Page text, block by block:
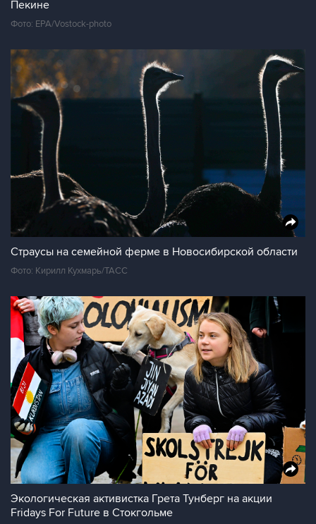
Пекине
Фото: EPA/Vostock-photo
Страусы на семейной ферме в Новосибирской области
Фото: Кирилл Кухмарь/ТАСС
Экологическая активистка Грета Тунберг на акции
Fridays For Future в Стокгольме